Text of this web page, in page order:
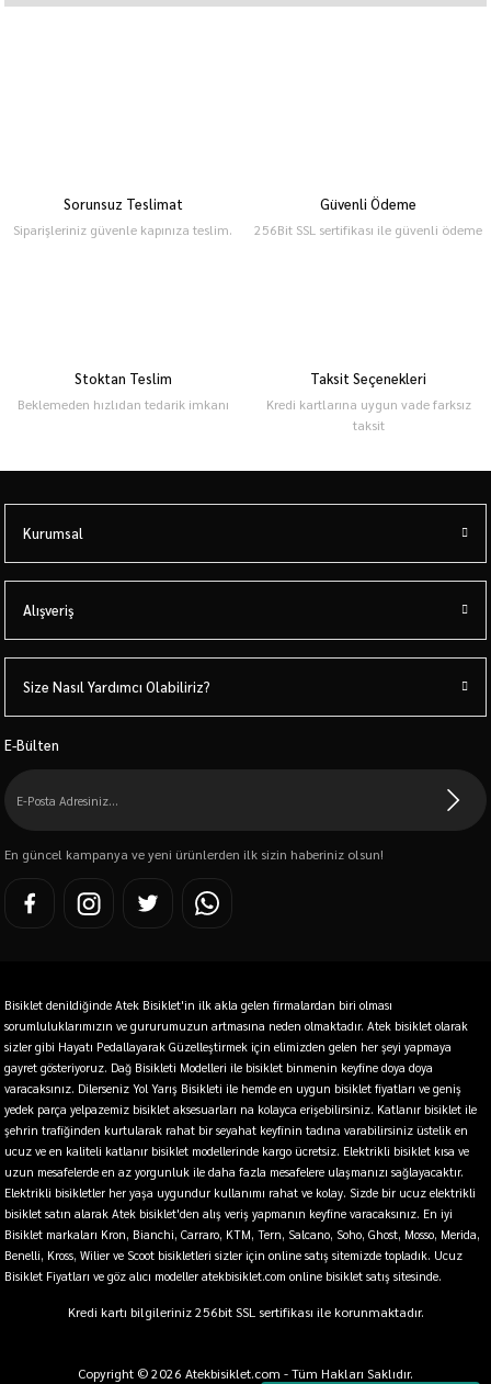
Sorunsuz Teslimat
Siparişleriniz güvenle kapınıza teslim.
Güvenli Ödeme
256Bit SSL sertifikası ile güvenli ödeme
Stoktan Teslim
Beklemeden hızlıdan tedarik imkanı
Taksit Seçenekleri
Kredi kartlarına uygun vade farksız
taksit
Kurumsal
Alışveriş
Size Nasıl Yardımcı Olabiliriz?
E-Bülten
En güncel kampanya ve yeni ürünlerden ilk sizin haberiniz olsun!
Bisiklet denildiğinde Atek Bisiklet'in ilk akla gelen firmalardan biri olması
sorumluluklarımızın ve gururumuzun artmasına neden olmaktadır. Atek bisiklet olarak
sizler gibi Hayatı Pedallayarak Güzelleştirmek için elimizden gelen her şeyi yapmaya
gayret gösteriyoruz. Dağ Bisikleti Modelleri ile bisiklet binmenin keyfine doya doya
varacaksınız. Dilerseniz Yol Yarış Bisikleti ile hemde en uygun bisiklet fiyatları ve geniş
yedek parça yelpazemiz bisiklet aksesuarları na kolayca erişebilirsiniz. Katlanır bisiklet ile
şehrin trafiğinden kurtularak rahat bir seyahat keyfinin tadına varabilirsiniz üstelik en
ucuz ve en kaliteli katlanır bisiklet modellerinde kargo ücretsiz. Elektrikli bisiklet kısa ve
uzun mesafelerde en az yorgunluk ile daha fazla mesafelere ulaşmanızı sağlayacaktır.
Elektrikli bisikletler her yaşa uygundur kullanımı rahat ve kolay. Sizde bir ucuz elektrikli
bisiklet satın alarak Atek bisiklet'den alış veriş yapmanın keyfine varacaksınız. En iyi
Bisiklet markaları Kron, Bianchi, Carraro, KTM, Tern, Salcano, Soho, Ghost, Mosso, Merida,
Benelli, Kross, Wilier ve Scoot bisikletleri sizler için online satış sitemizde topladık. Ucuz
Bisiklet Fiyatları ve göz alıcı modeller atekbisiklet.com online bisiklet satış sitesinde.
Kredi kartı bilgileriniz 256bit SSL sertifikası ile korunmaktadır.
Copyright © 2026 Atekbisiklet.com - Tüm Hakları Saklıdır.